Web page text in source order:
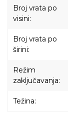
Broj vrata po
visini:
Broj vrata po
širini:
Režim
zaključavanja:
Težina: